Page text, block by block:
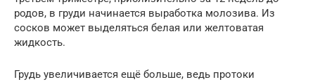
родов, в груди начинается выработка молозива. Из
сосков может выделяться белая или желтоватая
жидкость.
Грудь увеличивается ещё больше, ведь протоки